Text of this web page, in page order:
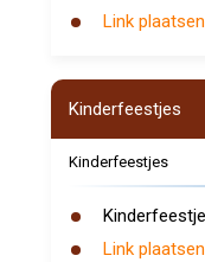
Link plaatsen
Kinderfeestjes
Kinderfeestjes
Link plaatsen